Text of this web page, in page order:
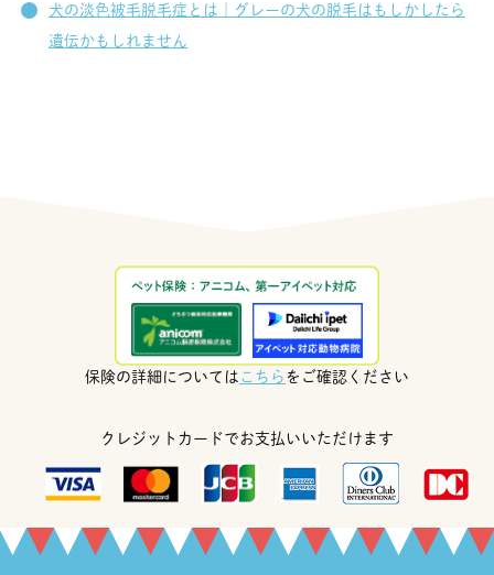
犬の淡色被毛脱毛症とは｜グレーの犬の脱毛はもしかしたら
遺伝かもしれません
保険の詳細については こちら をご確認ください
クレジットカードでお支払いいただけます